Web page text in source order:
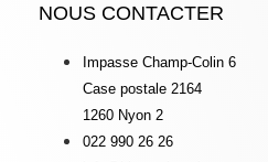
NOUS CONTACTER
Impasse Champ-Colin 6
Case postale 2164
1260 Nyon 2
022 990 26 26